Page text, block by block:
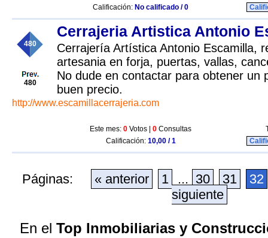
Calificación: No calificado / 0
480
480
Cerrajeria Artistica Antonio
Cerrajería Artística Antonio Escamilla,
artesania en forja, puertas, vallas,
No dude en contactar para obtener un
buen precio.
http://www.escamillacerrajeria.com
Este mes: 0 Votos | 0 Consultas
Calificación: 10,00 / 1
Páginas: « anterior 1 ... 30 31
32
siguiente
En el Top Inmobiliarias y